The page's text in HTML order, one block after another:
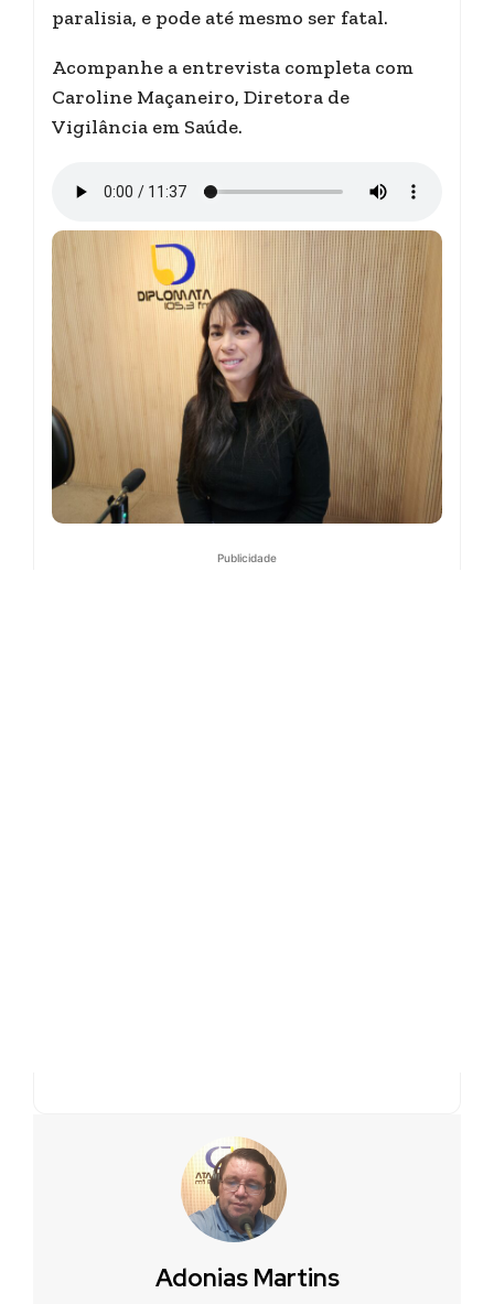
paralisia, e pode até mesmo ser fatal.
Acompanhe a entrevista completa com
Caroline Maçaneiro, Diretora de
Vigilância em Saúde.
Publicidade
Adonias Martins